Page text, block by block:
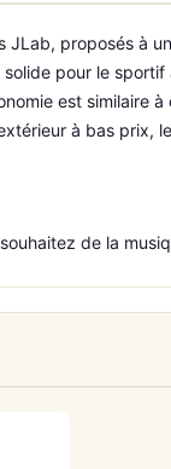
JLab, proposés à
pour le
est similaire
à bas prix,
de la